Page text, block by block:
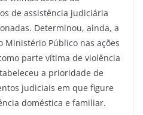
de assistência judiciária
Determinou, ainda, a
Público nas ações
parte vítima de violência
a prioridade de
judiciais em que figure
doméstica e familiar.